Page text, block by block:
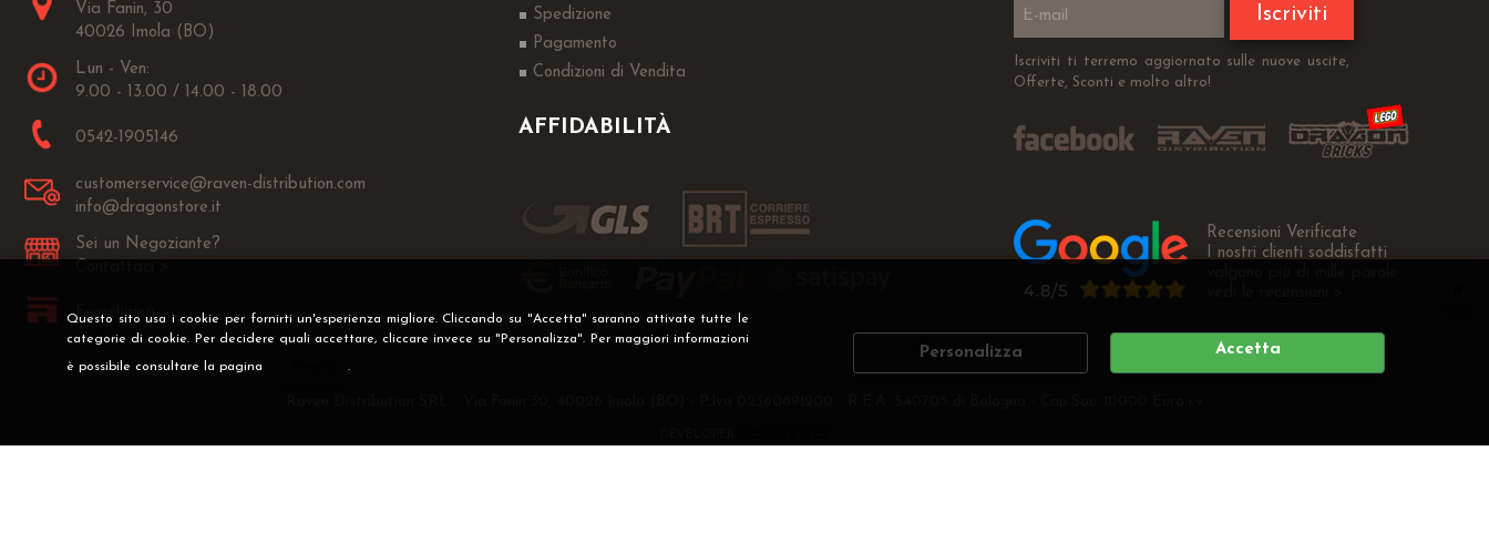
Questo sito usa i cookie per fornirti un'esperienza migliore. Cliccando su "Accetta" saranno attivate tutte le
categorie di cookie. Per decidere quali accettare, cliccare invece su "Personalizza". Per maggiori informazioni
è possibile consultare la pagina .
Personalizza Accetta
Via Fanin, 30
40026 Imola (BO)
Lun - Ven:
9.00 - 13.00 / 14.00 - 18.00
0542-1905146
customerservice@raven-distribution.com
info@dragonstore.it
Sei un Negoziante?
Franchising
Spedizione
Pagamento
Condizioni di Vendita
AFFIDABILITÀ
Iscriviti
Iscriviti ti terremo aggiornato sulle nuove uscite,
Offerte, Sconti e molto altro!
Recensioni Verificate
I nostri clienti soddisfatti